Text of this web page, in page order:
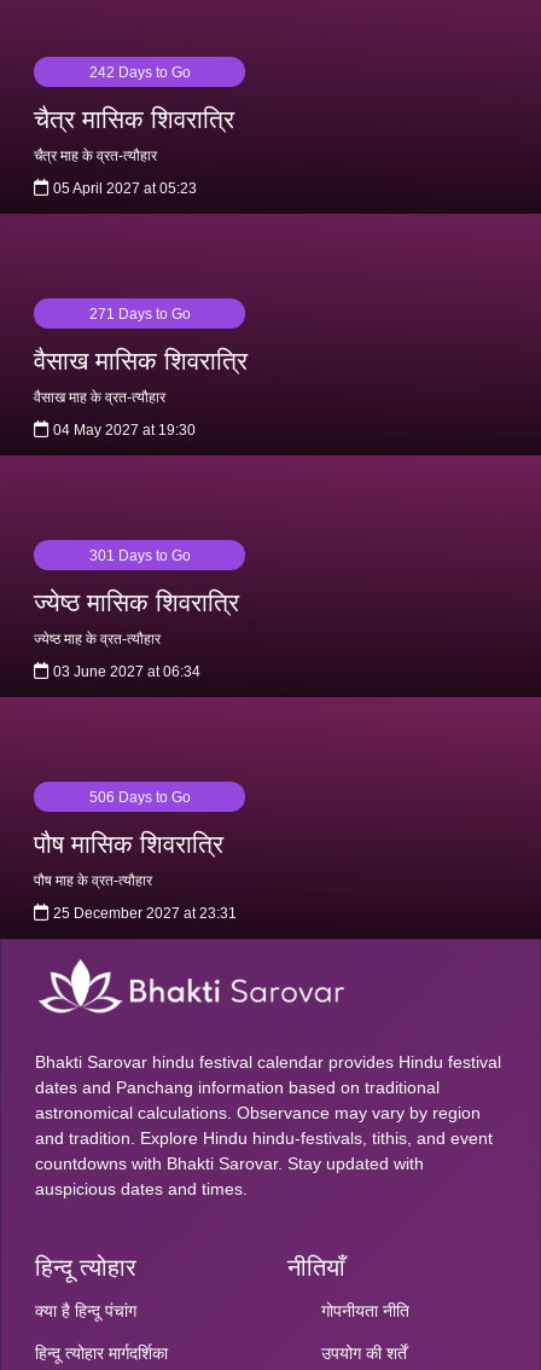
242 Days to Go
चैत्र मासिक शिवरात्रि
चैत्र माह के व्रत-त्यौहार
05 April 2027 at 05:23
271 Days to Go
वैसाख मासिक शिवरात्रि
वैसाख माह के व्रत-त्यौहार
04 May 2027 at 19:30
301 Days to Go
ज्येष्ठ मासिक शिवरात्रि
ज्येष्ठ माह के व्रत-त्यौहार
03 June 2027 at 06:34
506 Days to Go
पौष मासिक शिवरात्रि
पौष माह के व्रत-त्यौहार
25 December 2027 at 23:31
Bhakti Sarovar hindu festival calendar provides Hindu festival
dates and Panchang information based on traditional
astronomical calculations. Observance may vary by region
and tradition. Explore Hindu hindu-festivals, tithis, and event
countdowns with Bhakti Sarovar. Stay updated with
auspicious dates and times.
हिन्दू त्योहार
क्या है हिन्दू पंचांग
हिन्दू त्योहार मार्गदर्शिका
नीतियाँ
गोपनीयता नीति
उपयोग की शर्तें